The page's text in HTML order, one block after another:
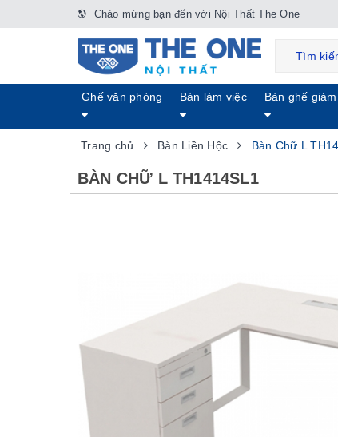
Chào mừng bạn đến với Nội Thất The One
Ghế văn phòng Bàn làm việc Bàn ghế
Trang chủ Bàn Liền Hộc Bàn Chữ L
BÀN CHỮ L TH1414SL1